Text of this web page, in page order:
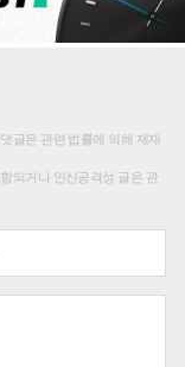
글은 관련 법률에 의해 제재
되거나 인신공격성 글은 관